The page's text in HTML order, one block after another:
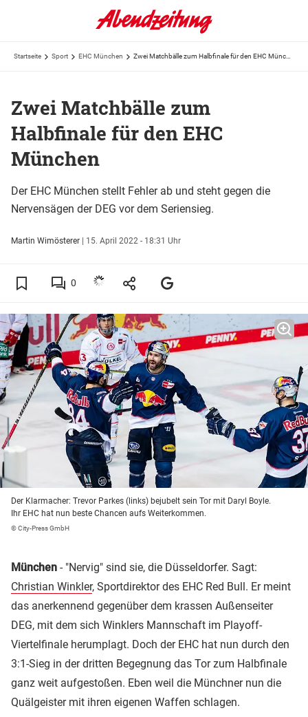
Startseite Sport EHC München
Zwei Matchbälle zum
Halbfinale für den EHC
München
Der EHC München stellt Fehler ab und steht gegen die
Nervensägen der DEG vor dem Seriensieg.
Martin Wimösterer | 15. April 2022 - 18:31 Uhr
0
Der Klarmacher: Trevor Parkes (links) bejubelt sein Tor mit Daryl Boyle.
Ihr EHC hat nun beste Chancen aufs Weiterkommen.
© City-Press GmbH
München - "Nervig" sind sie, die Düsseldorfer. Sagt:
Christian Winkler, Sportdirektor des EHC Red Bull. Er meint
das anerkennend gegenüber dem krassen Außenseiter
DEG, mit dem sich Winklers Mannschaft im Playoff-
Viertelfinale herumplagt. Doch der EHC hat nun durch den
3:1-Sieg in der dritten Begegnung das Tor zum Halbfinale
ganz weit aufgestoßen. Eben weil die Münchner nun die
Quälgeister mit ihren eigenen Waffen schlagen.